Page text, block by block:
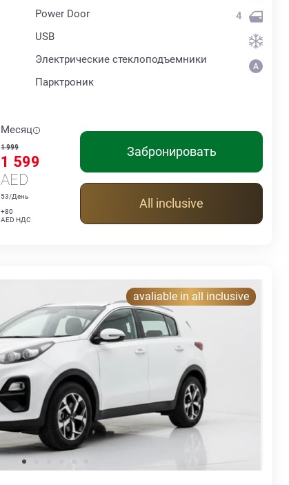
Power Door
USB
Электрические стеклоподъемники
Парктроник
4
Месяц
1 999
1 599
AED
53/День
+80
AED НДС
Забронировать
All inclusive
avaliable in all inclusive